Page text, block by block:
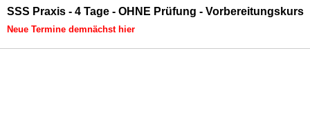
SSS Praxis - 4 Tage - OHNE Prüfung - Vorbereitungskurs
Neue Termine demnächst hier